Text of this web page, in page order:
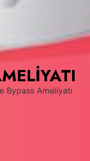
Bypass Ameliyatı